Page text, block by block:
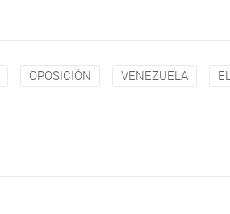
OPOSICIÓN VENEZUELA